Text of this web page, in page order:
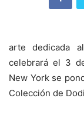
arte dedicada
celebrará el 3
New York se
Colección de